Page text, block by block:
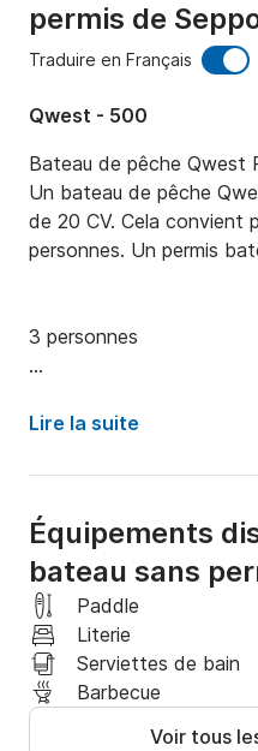
permis de
Traduire en Français
Qwest - 500
Bateau de pêche Qwest
Un bateau de pêche
de 20 CV. Cela convient
personnes. Un permis
3 personnes
Système Garmin Livescope
5,5 x 2,1 mètres
Boîte arrière et proue
Puits de canne à pêche
Lire la suite
Équipements
bateau sans
Paddle
Literie
Serviettes de bain
Barbecue
Voir tous